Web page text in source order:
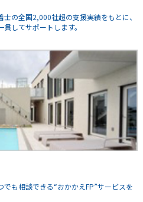
の全国2,000社超の支援実績をもとに、
してサポートします。
も相談できる“おかかえFP”サービスを